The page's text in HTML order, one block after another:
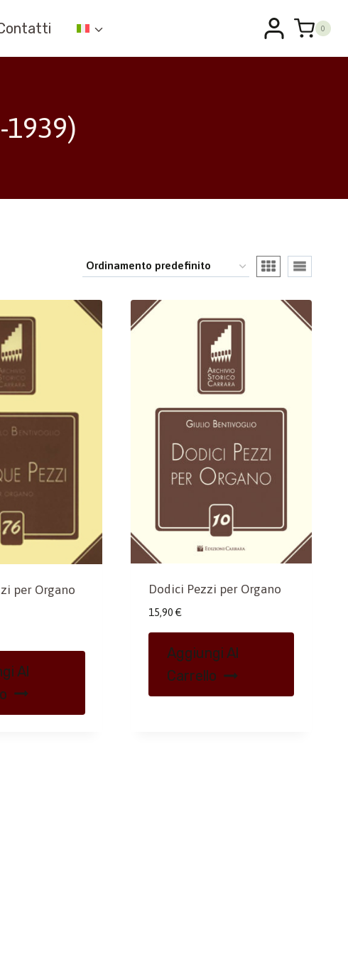
0
1939)
per Organo
Al
Dodici Pezzi per Organo
15,90 €
Aggiungi Al
Carrello